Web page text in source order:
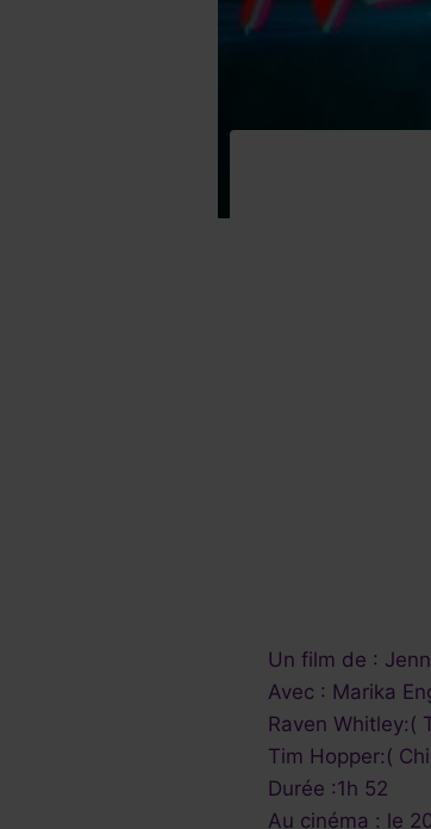
Un film de :
Avec : Marika
Raven Whitley:(
Tim Hopper:(
Durée :1h 52
Au cinéma : le